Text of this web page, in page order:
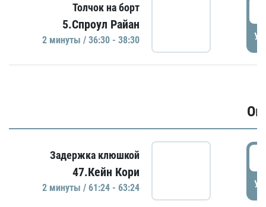
Толчок на борт
5.Спроул Райан
2 минуты / 36:30 - 38:30
Задержка клюшкой
47.Кейн Кори
2 минуты / 61:24 - 63:24